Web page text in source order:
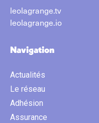
leolagrange.tv
leolagrange.io
Navigation
Actualités
Le réseau
Adhésion
Assurance